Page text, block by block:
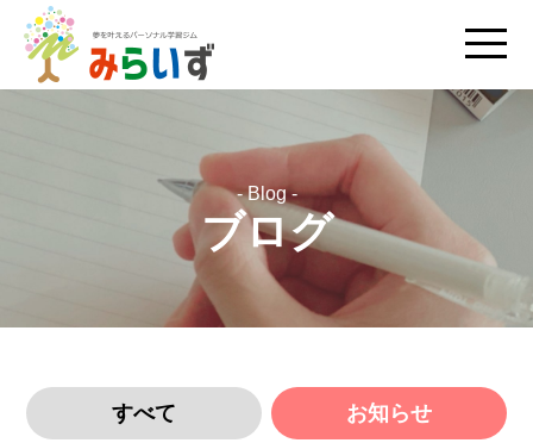
- Blog -
ブログ
すべて お知らせ